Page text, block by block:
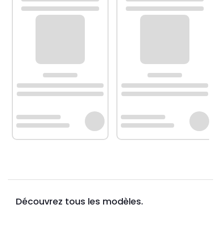
Découvrez tous les modèles.